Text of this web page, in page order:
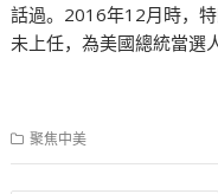
話過。2016年12月時，
未上任，為美國總統當選人
聚焦中美